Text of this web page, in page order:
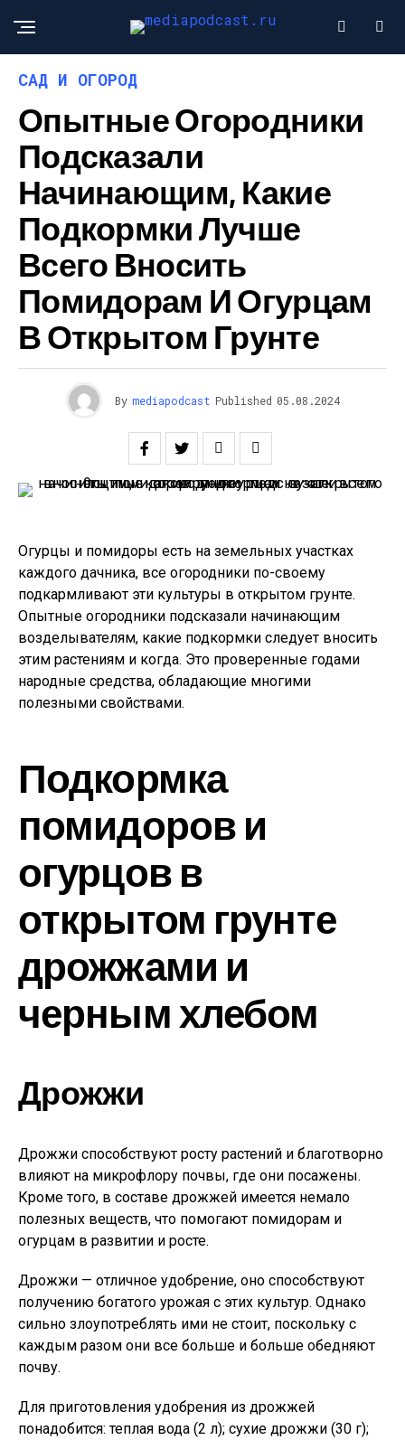
САД И ОГОРОД
Опытные Огородники
Подсказали
Начинающим, Какие
Подкормки Лучше
Всего Вносить
Помидорам И Огурцам
В Открытом Грунте
By mediapodcast Published 05.08.2024
Огурцы и помидоры есть на земельных участках
каждого дачника, все огородники по-своему
подкармливают эти культуры в открытом грунте.
Опытные огородники подсказали начинающим
возделывателям, какие подкормки следует вносить
этим растениям и когда. Это проверенные годами
народные средства, обладающие многими
полезными свойствами.
Подкормка
помидоров и
огурцов в
открытом грунте
дрожжами и
черным хлебом
Дрожжи
Дрожжи способствуют росту растений и благотворно
влияют на микрофлору почвы, где они посажены.
Кроме того, в составе дрожжей имеется немало
полезных веществ, что помогают помидорам и
огурцам в развитии и росте.
Дрожжи — отличное удобрение, оно способствуют
получению богатого урожая с этих культур. Однако
сильно злоупотреблять ими не стоит, поскольку с
каждым разом они все больше и больше обедняют
почву.
Для приготовления удобрения из дрожжей
понадобится: теплая вода (2 л); сухие дрожжи (30 г);